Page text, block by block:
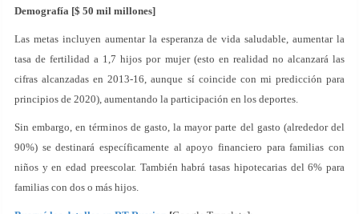
Demografía [$ 50 mil millones]
Las metas incluyen aumentar la esperanza de vida saludable, aumentar la
tasa de fertilidad a 1,7 hijos por mujer (esto en realidad no alcanzará las
cifras alcanzadas en 2013-16, aunque sí coincide con mi predicción para
principios de 2020), aumentando la participación en los deportes.
Sin embargo, en términos de gasto, la mayor parte del gasto (alrededor del
90%) se destinará específicamente al apoyo financiero para familias con
niños y en edad preescolar. También habrá tasas hipotecarias del 6% para
familias con dos o más hijos.